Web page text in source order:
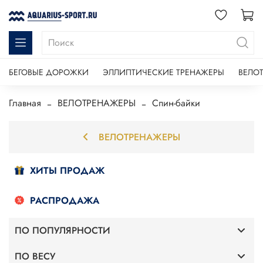
БЕГОВЫЕ ДОРОЖКИ ЭЛЛИПТИЧЕСКИЕ ТРЕНАЖЕРЫ
Главная ВЕЛОТРЕНАЖЕРЫ Спин-байки
ВЕЛОТРЕНАЖЕРЫ
ХИТЫ ПРОДАЖ
РАСПРОДАЖА
ПО ПОПУЛЯРНОСТИ
Для дома
ПО ВЕСУ